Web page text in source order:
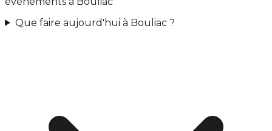
Que faire aujourd'hui à Bouliac ?